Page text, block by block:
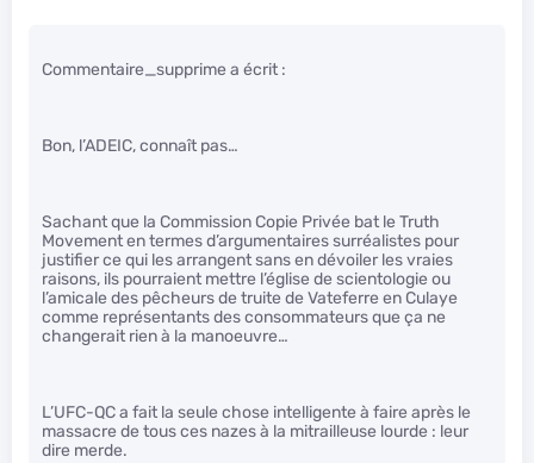
Commentaire_supprime a écrit :
Bon, l’ADEIC, connaît pas…
Sachant que la Commission Copie Privée bat le Truth
Movement en termes d’argumentaires surréalistes pour
justifier ce qui les arrangent sans en dévoiler les vraies
raisons, ils pourraient mettre l’église de scientologie ou
l’amicale des pêcheurs de truite de Vateferre en Culaye
comme représentants des consommateurs que ça ne
changerait rien à la manoeuvre…
L’UFC-QC a fait la seule chose intelligente à faire après le
massacre de tous ces nazes à la mitrailleuse lourde : leur
dire merde.